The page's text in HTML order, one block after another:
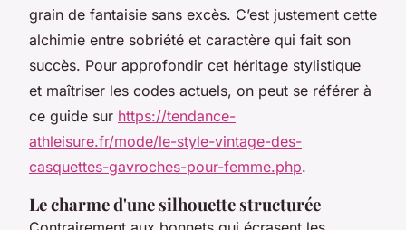
grain de fantaisie sans excès. C’est justement cette
alchimie entre sobriété et caractère qui fait son
succès. Pour approfondir cet héritage stylistique
et maîtriser les codes actuels, on peut se référer à
ce guide sur https://tendance-
athleisure.fr/mode/le-style-vintage-des-
casquettes-gavroches-pour-femme.php.
Le charme d'une silhouette structurée